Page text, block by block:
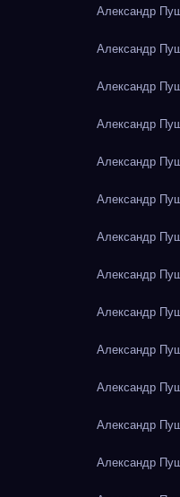
Александр
Александр
Александр
Александр
Александр
Александр
Александр
Александр
Александр
Александр
Александр
Александр
Александр